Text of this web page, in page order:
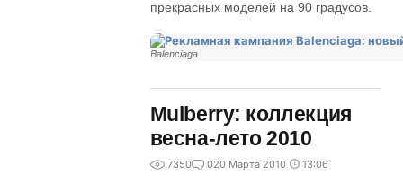
прекрасных моделей на 90 градусов.
Balenciaga
Mulberry: коллекция
весна-лето 2010
7350 020 Марта 2010 13:06